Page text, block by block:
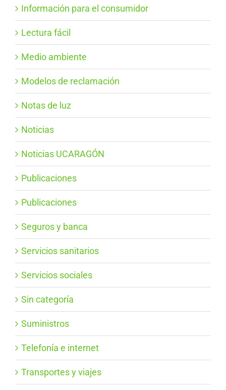
Información para el consumidor
Lectura fácil
Medio ambiente
Modelos de reclamación
Notas de luz
Noticias
Noticias UCARAGÓN
Publicaciones
Publicaciones
Seguros y banca
Servicios sanitarios
Servicios sociales
Sin categoría
Suministros
Telefonía e internet
Transportes y viajes